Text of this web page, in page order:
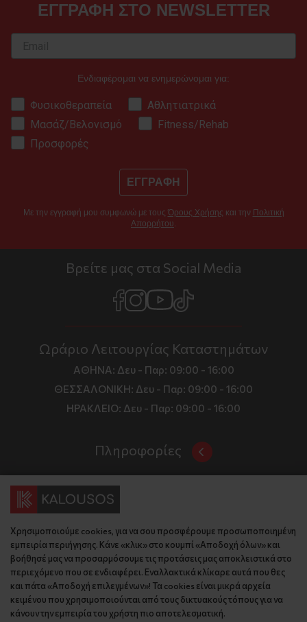
ΕΓΓΡΑΦΗ ΣΤΟ NEWSLETTER
Ενδιαφέρομαι να ενημερώνομαι για:
Φυσικοθεραπεία
Αθλητιατρικά
Μασάζ/Βελονισμό
Fitness/Rehab
Προσφορές
ΕΓΓΡΑΦΗ
Με την εγγραφή μου συμφωνώ με τους Όρους Χρήσης και την Πολιτική
Απορρήτου.
Βρείτε μας στα Social Media
Ωράριο Λειτουργίας Καταστημάτων
ΑΘΗΝΑ: Δευ - Παρ: 09:00 - 16:00
ΘΕΣΣΑΛΟΝΙΚΗ: Δευ - Παρ: 09:00 - 16:00
ΗΡΑΚΛΕΙΟ: Δευ - Παρ: 09:00 - 16:00
Πληροφορίες
Όροι και Προϋποθέσεις
Τιμές, Τρόποι Αποστολής και Πληρωμής
Πολιτική Απορρήτου
Κώδικας Δεοντολογίας
Εταιρικό Προφίλ
KLoop - Loyalty Program
Become a Brand Ambassador
Επικοινωνία
Επικοινωνία
Διεύθυνση
Έδρα: Γράμμου 29, 18345 , Μοσχάτο Αττική
Θεσ/νίκη: Λυσάνδρου 8, 54642, Θεσσαλονίκη
Κρήτη: Θερίσου 52, 71305, Ηράκλειο
Βρείτε μας στον χάρτη
Τηλέφωνο:
Έδρα: 210 775 2048
Χρησιμοποιούμε cookies, για να σου προσφέρουμε προσωποποιημένη
εμπειρία περιήγησης. Κάνε «κλικ» στο κουμπί «Αποδοχή όλων» και
βοήθησέ μας να προσαρμόσουμε τις προτάσεις μας αποκλειστικά στο
περιεχόμενο που σε ενδιαφέρει. Εναλλακτικά κλίκαρε αυτά που θες
και πάτα «Αποδοχή επιλεγμένων»! Τα cookies είναι μικρά αρχεία
κειμένου που χρησιμοποιούνται από τους δικτυακούς τόπους για να
κάνουν την εμπειρία του χρήστη πιο αποτελεσματική.